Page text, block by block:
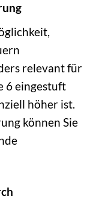
relevant für
6 eingestuft
höher ist.
können Sie